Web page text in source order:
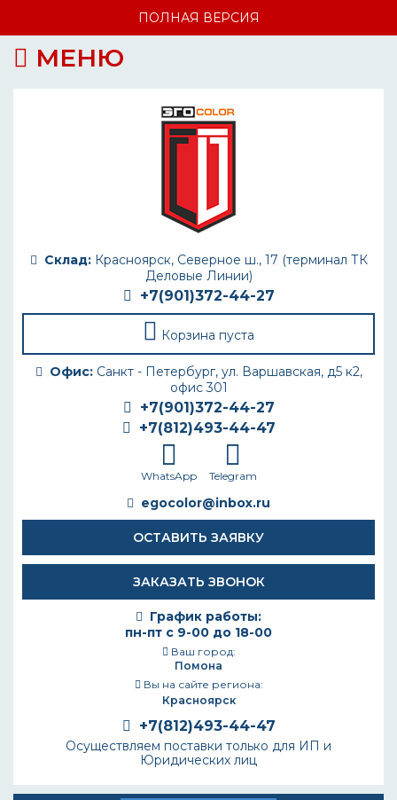
ПОЛНАЯ ВЕРСИЯ
МЕНЮ
Склад:Красноярск, Северное ш., 17 (терминал ТК
Деловые Линии)
+7(901)372-44-27
Корзина пуста
Офис:Санкт - Петербург, ул. Варшавская, д5 к2,
офис 301
+7(901)372-44-27
+7(812)493-44-47
WhatsApp Telegram
egocolor@inbox.ru
ОСТАВИТЬ ЗАЯВКУ
ЗАКАЗАТЬ ЗВОНОК
График работы:
пн-пт с 9-00 до 18-00
Ваш город:
Помона
Вы на сайте региона:
Красноярск
+7(812)493-44-47
Осуществляем поставки только для ИП и
Юридических лиц